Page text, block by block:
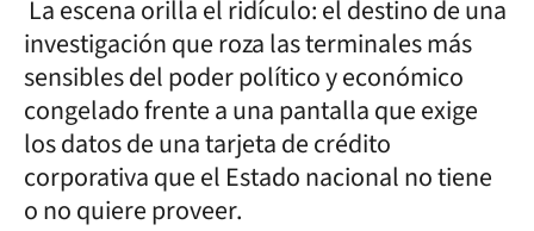
La escena orilla el ridículo: el destino de una
investigación que roza las terminales más
sensibles del poder político y económico
congelado frente a una pantalla que exige
los datos de una tarjeta de crédito
corporativa que el Estado nacional no tiene
o no quiere proveer.